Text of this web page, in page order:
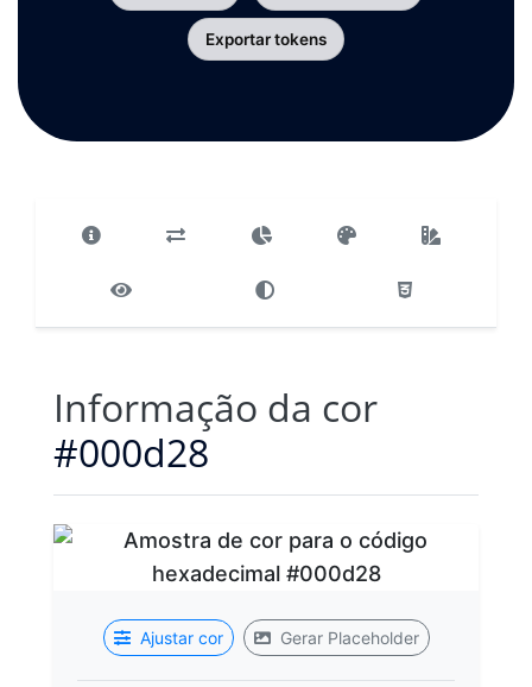
Exportar tokens
Informação da cor
#000d28
Ajustar cor Gerar Placeholder